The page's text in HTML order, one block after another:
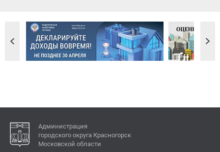
Администрация
городского округа Красногорск
Московской области